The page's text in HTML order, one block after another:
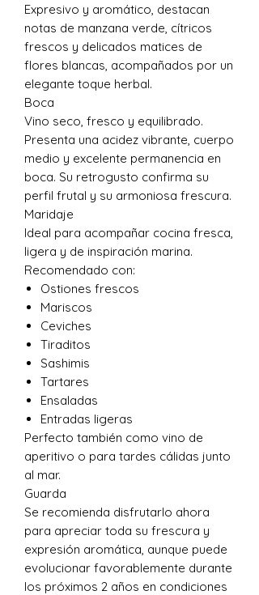
Expresivo y aromático, destacan
notas de manzana verde, cítricos
frescos y delicados matices de
flores blancas, acompañados por un
elegante toque herbal.
Boca
Vino seco, fresco y equilibrado.
Presenta una acidez vibrante, cuerpo
medio y excelente permanencia en
boca. Su retrogusto confirma su
perfil frutal y su armoniosa frescura.
Maridaje
Ideal para acompañar cocina fresca,
ligera y de inspiración marina.
Recomendado con:
Ostiones frescos
Mariscos
Ceviches
Tiraditos
Sashimis
Tartares
Ensaladas
Entradas ligeras
Perfecto también como vino de
aperitivo o para tardes cálidas junto
al mar.
Guarda
Se recomienda disfrutarlo ahora
para apreciar toda su frescura y
expresión aromática, aunque puede
evolucionar favorablemente durante
los próximos 2 años en condiciones